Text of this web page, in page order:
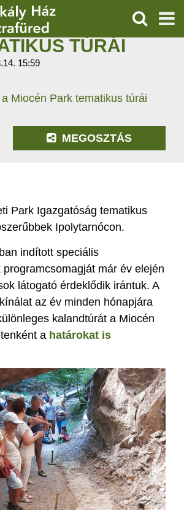
KERESÉS
A
PARK
TÚRÁI
15:59
Miocén Park tematikus túrái
MEGOSZTÁS
Park Igazgatóság tematikus
Ipolytarnócon.
indított speciális
már év elején
látogató érdeklődik irántuk. A
az év minden hónapjára
kalandtúrát a Miocén
a határokat is